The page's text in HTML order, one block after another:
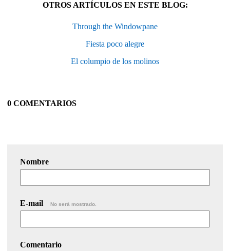
OTROS ARTÍCULOS EN ESTE BLOG:
Through the Windowpane
Fiesta poco alegre
El columpio de los molinos
0 COMENTARIOS
Nombre
E-mail No será mostrado.
Comentario